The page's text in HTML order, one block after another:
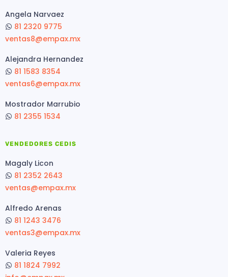
Angela Narvaez
81 2320 9775
ventas8@empax.mx
Alejandra Hernandez
81 1583 8354
ventas6@empax.mx
Mostrador Marrubio
81 2355 1534
VENDEDORES CEDIS
Magaly Licon
81 2352 2643
ventas@empax.mx
Alfredo Arenas
81 1243 3476
ventas3@empax.mx
Valeria Reyes
81 1824 7992